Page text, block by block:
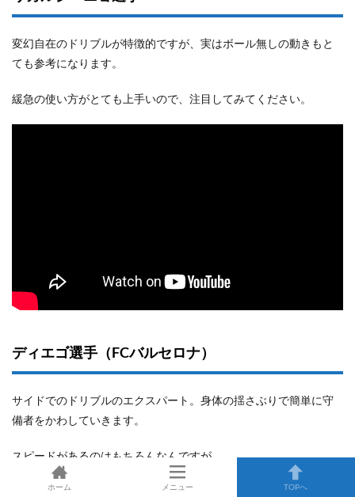
変幻自在のドリブルが特徴的ですが、実はボール無しの動きもと
ても参考になります。
緩急の使い方がとても上手いので、注目してみてください。
ディエゴ選手（FCバルセロナ）
サイドでのドリブルのエクスパート。身体の揺さぶりで簡単に守
備者をかわしていきます。
スピードがあるのはもちろんなんですが、
注目して欲しいのはボールを保持している時の姿勢や、ボールに
ホーム メニュー TOPへ